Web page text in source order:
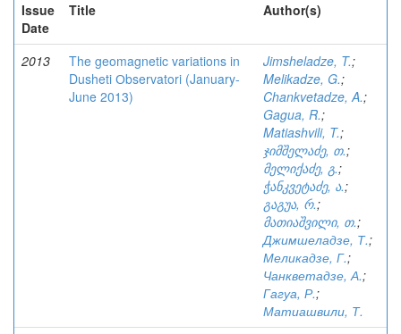
Issue
Date
Title Author(s)
2013
The geomagnetic variations in
Dusheti Оbservatori (January-
June 2013)
Jimsheladze, T.;
Melikadze, G.;
Chankvetadze, A.;
Gagua, R.;
Matiashvili, T.;
ჯიმშელაძე, თ.;
მელიქაძე, გ.;
ჭანკვეტაძე, ა.;
გაგუა, რ.;
მათიაშვილი, თ.;
Джимшеладзе, Т.;
Меликадзе, Г.;
Чанкветадзе, А.;
Гагуа, Р.;
Матиашвили, Т.